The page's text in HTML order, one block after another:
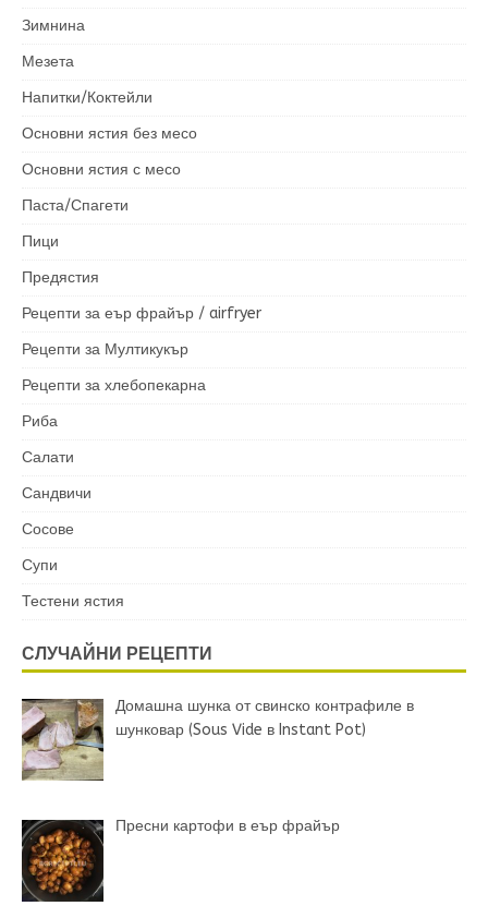
Зимнина
Мезета
Напитки/Коктейли
Основни ястия без месо
Основни ястия с месо
Паста/Спагети
Пици
Предястия
Рецепти за еър фрайър / airfryer
Рецепти за Мултикукър
Рецепти за хлебопекарна
Риба
Салати
Сандвичи
Сосове
Супи
Тестени ястия
СЛУЧАЙНИ РЕЦЕПТИ
Домашна шунка от свинско контрафиле в
шунковар (Sous Vide в Instant Pot)
Пресни картофи в еър фрайър